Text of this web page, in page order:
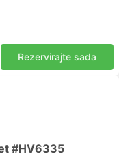
Rezervirajte sada
#HV6335